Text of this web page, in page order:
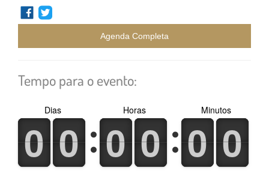
Agenda Completa
Tempo para o evento:
0
0
1
1 0
0
1
1
Dias
0
0
1
1 0
0
1
1
Horas
0
0
1
1 0
0
1
1
Minutos